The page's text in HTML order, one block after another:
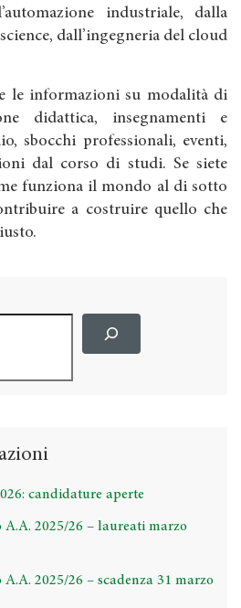
industriale, dalla
dall’ingegneria del cloud
le informazioni su modalità di
didattica, insegnamenti e
sbocchi professionali, eventi,
dal corso di studi. Se siete
funziona il mondo al di sotto
a costruire quello che
candidature aperte
2025/26 – laureati marzo
2025/26 – scadenza 31 marzo